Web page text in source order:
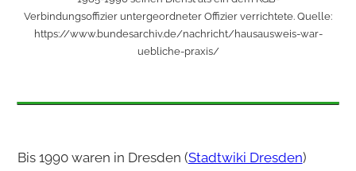
Verbindungsoffizier untergeordneter Offizier verrichtete. Quelle:
https://www.bundesarchiv.de/nachricht/hausausweis-war-
uebliche-praxis/
Bis 1990 waren in Dresden (Stadtwiki Dresden)